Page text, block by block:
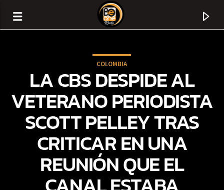
COLOMBIA
LA CBS DESPIDE AL
VETERANO PERIODISTA
SCOTT PELLEY TRAS
CRITICAR EN UNA
REUNIÓN QUE EL